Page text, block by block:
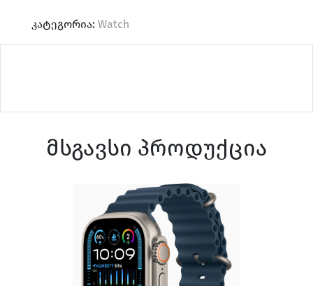
კატეგორია: Watch
მსგავსი პროდუქცია